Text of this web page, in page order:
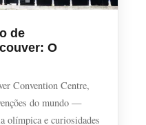
de
O
Convention Centre,
do mundo —
olímpica e curiosidades